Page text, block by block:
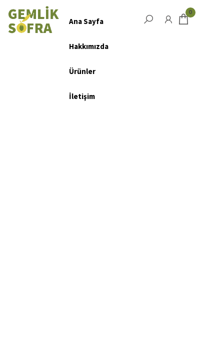
Salta
vai
0
Ana Sayfa
Hakkımızda
Ürünler
İletişim